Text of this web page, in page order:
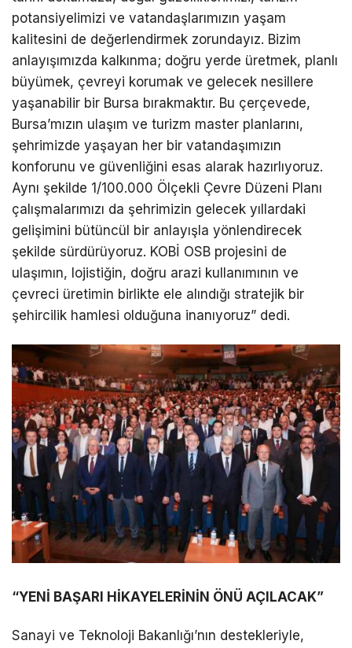
potansiyelimizi ve vatandaşlarımızın yaşam
kalitesini de değerlendirmek zorundayız. Bizim
anlayışımızda kalkınma; doğru yerde üretmek, planlı
büyümek, çevreyi korumak ve gelecek nesillere
yaşanabilir bir Bursa bırakmaktır. Bu çerçevede,
Bursa’mızın ulaşım ve turizm master planlarını,
şehrimizde yaşayan her bir vatandaşımızın
konforunu ve güvenliğini esas alarak hazırlıyoruz.
Aynı şekilde 1/100.000 Ölçekli Çevre Düzeni Planı
çalışmalarımızı da şehrimizin gelecek yıllardaki
gelişimini bütüncül bir anlayışla yönlendirecek
şekilde sürdürüyoruz. KOBİ OSB projesini de
ulaşımın, lojistiğin, doğru arazi kullanımının ve
çevreci üretimin birlikte ele alındığı stratejik bir
şehircilik hamlesi olduğuna inanıyoruz” dedi.
“YENİ BAŞARI HİKAYELERİNİN ÖNÜ AÇILACAK”
Sanayi ve Teknoloji Bakanlığı’nın destekleriyle,